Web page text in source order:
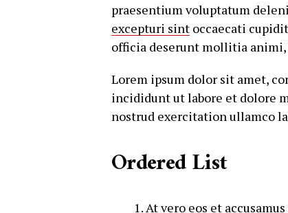
praesentium voluptatum
excepturi sint occaecati
officia deserunt mollitia animi,
Lorem ipsum dolor sit amet,
incididunt ut labore et dolore
nostrud exercitation ullamco
Ordered List
At vero eos et